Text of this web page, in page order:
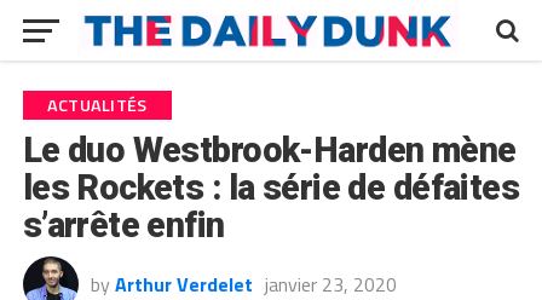
ACTUALITÉS
Le duo Westbrook-Harden mène
les Rockets : la série de défaites
s’arrête enfin
by Arthur Verdelet janvier 23, 2020